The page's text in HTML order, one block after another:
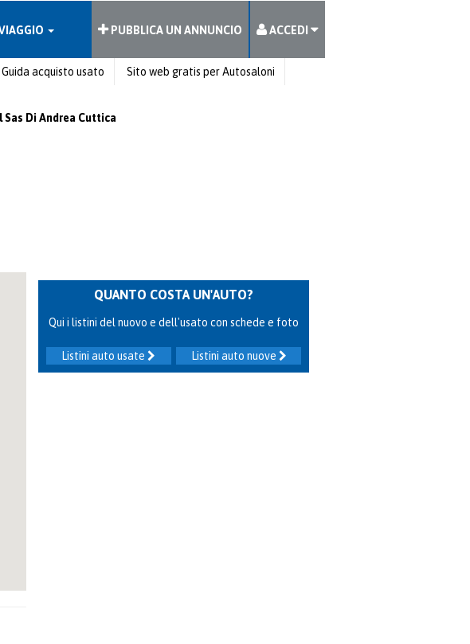
PUBBLICA UN ANNUNCIO ACCEDI
Guida acquisto usato Sito web gratis per Autosaloni
Sas Di Andrea Cuttica
QUANTO COSTA UN'AUTO?
Qui i listini del nuovo e dell'usato con schede e foto
Listini auto nuove
Listini auto usate